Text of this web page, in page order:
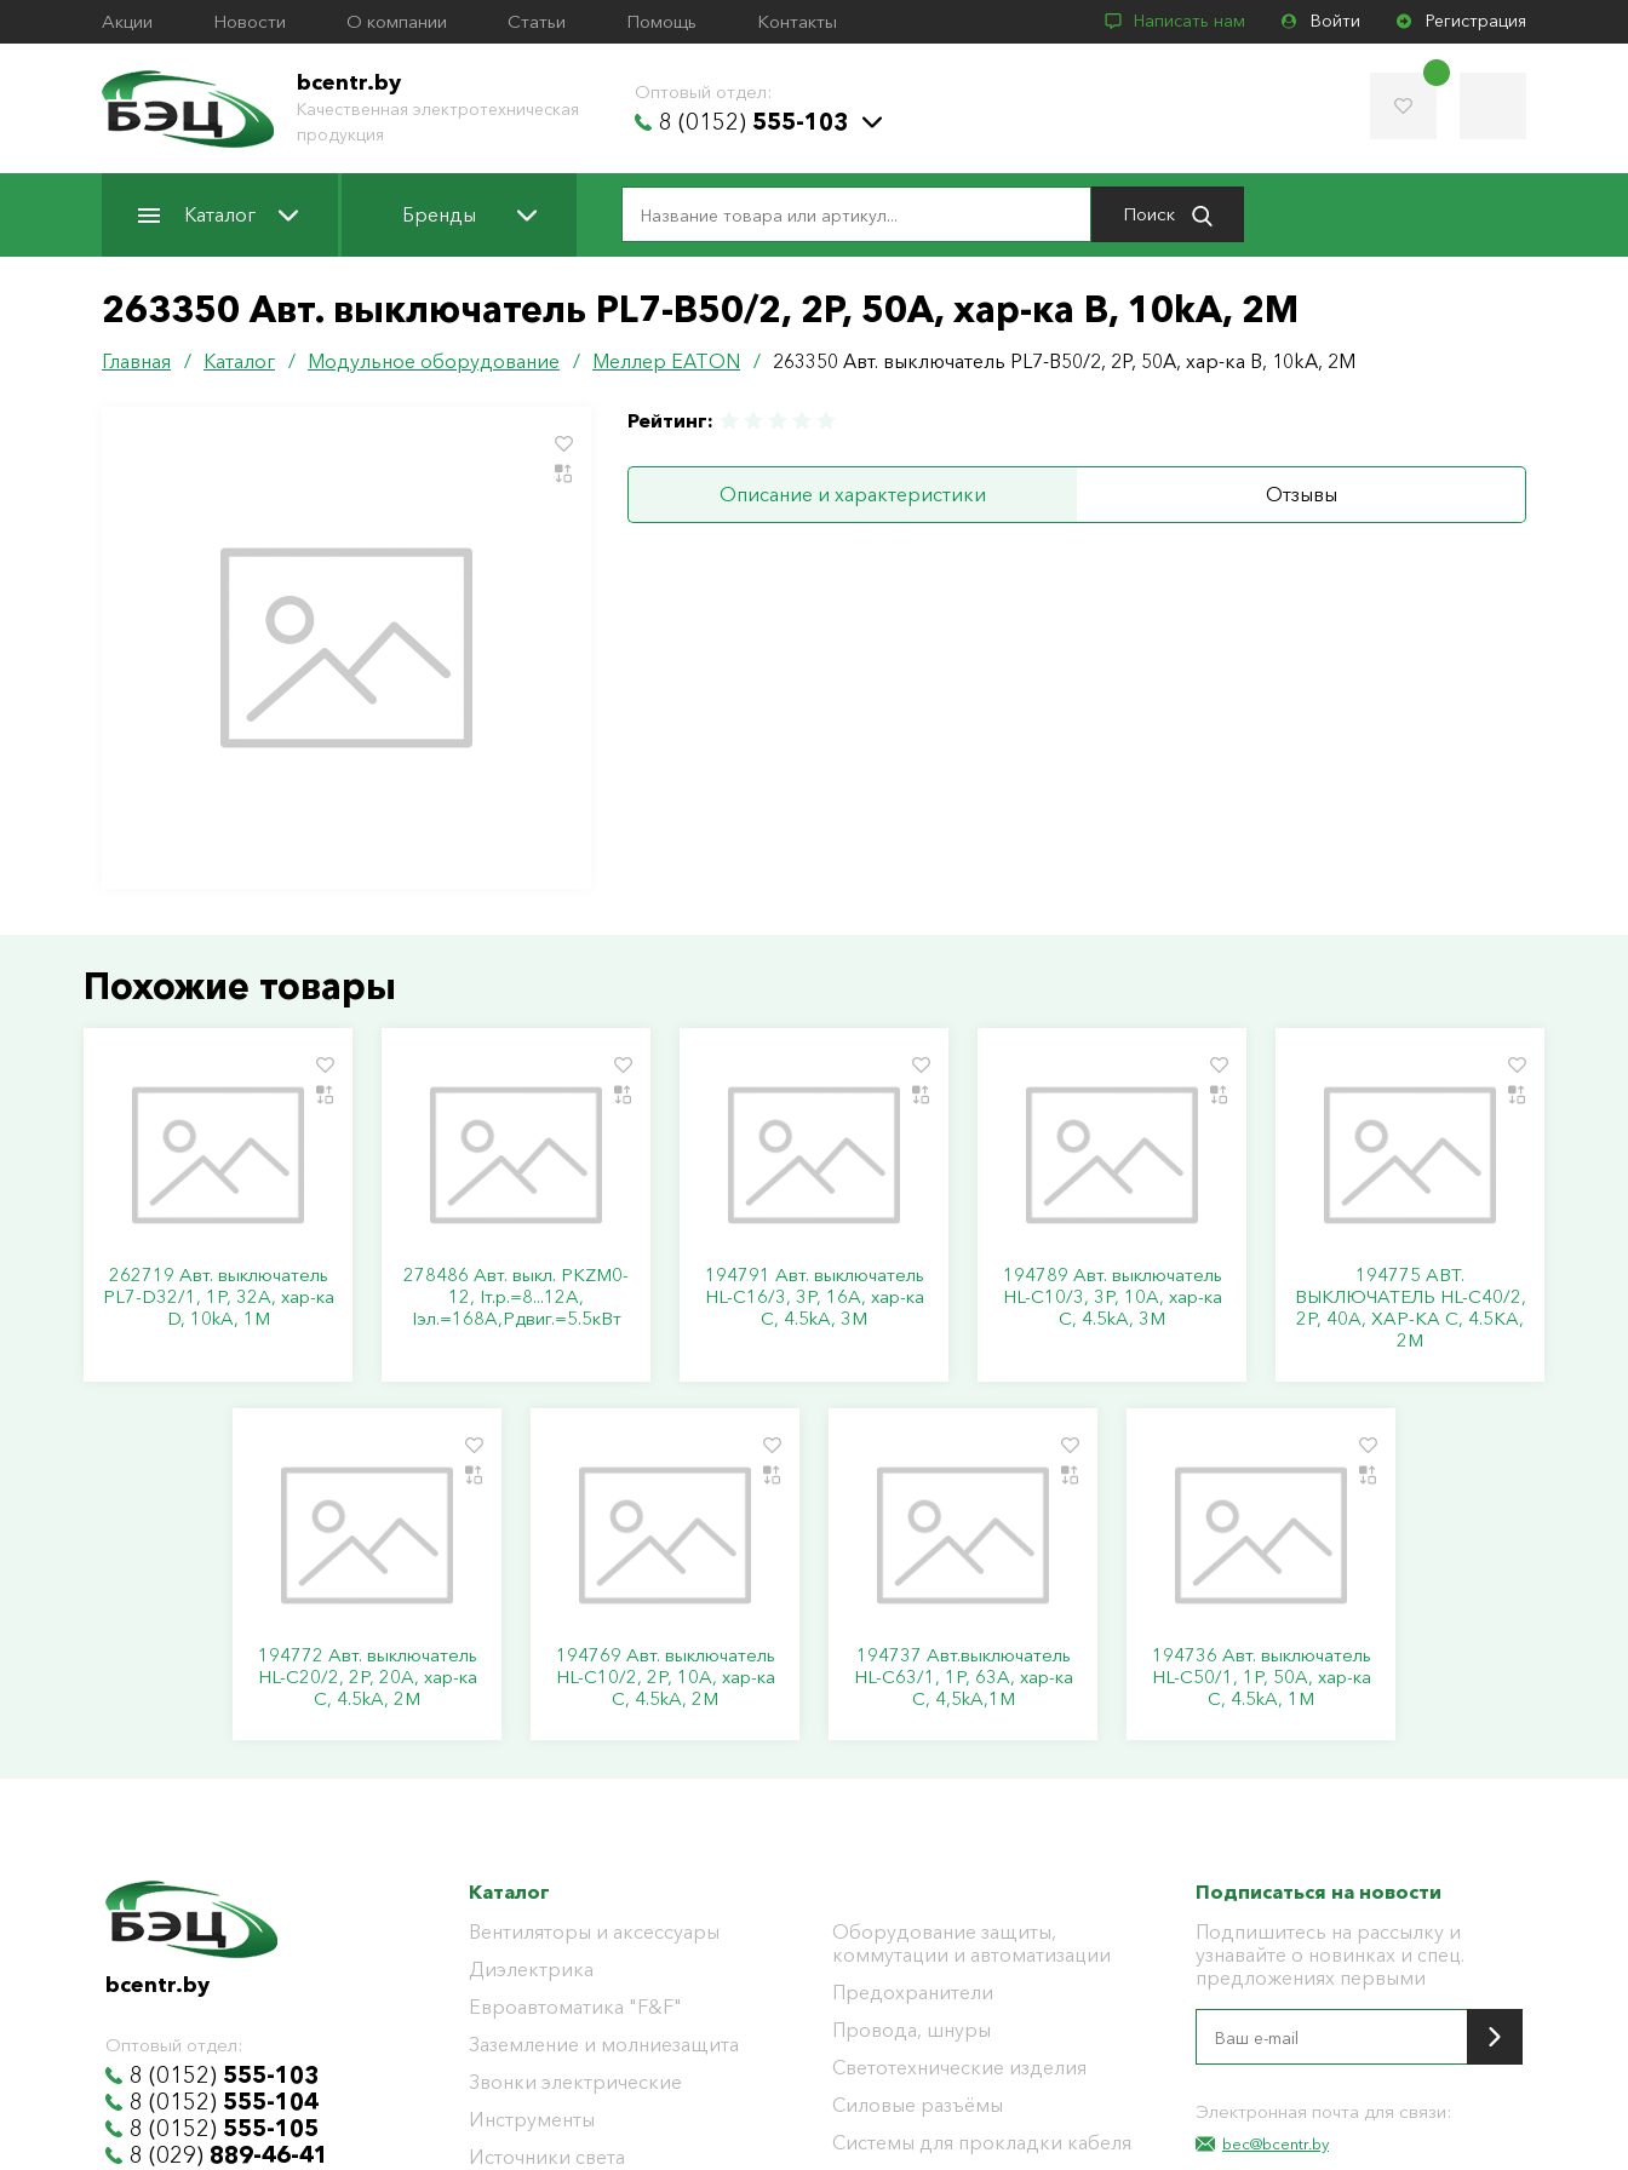
Акции Новости О компании Статьи Помощь Контакты Написать нам Войти Регистрация
bcentr.by
Качественная электротехническая
продукция
Оптовый отдел:
8 (0152) 555-103
Каталог Бренды Поиск
263350 Авт. выключатель PL7-B50/2, 2P, 50A, хар-ка B, 10kA, 2M
Главная / Каталог / Модульное оборудование / Меллер ЕАТОN / 263350 Авт. выключатель PL7-B50/2, 2P, 50A, хар-ка B, 10kA, 2M
Рейтинг:
Описание и характеристики Отзывы
Похожие товары
262719 Авт. выключатель
PL7-D32/1, 1P, 32A, хар-ка
D, 10kA, 1M
278486 Авт. выкл. PKZM0-
12, Iт.р.=8...12А,
Iэл.=168А,Pдвиг.=5.5кВт
194791 Авт. выключатель
HL-C16/3, 3P, 16A, хар-ка
C, 4.5kA, 3M
194789 Авт. выключатель
HL-C10/3, 3P, 10A, хар-ка
C, 4.5kA, 3M
194775 АВТ.
ВЫКЛЮЧАТЕЛЬ HL-C40/2,
2P, 40A, ХАР-КА C, 4.5KA,
2M
194772 Авт. выключатель
HL-C20/2, 2P, 20A, хар-ка
C, 4.5kA, 2M
194769 Авт. выключатель
HL-C10/2, 2P, 10A, хар-ка
C, 4.5kA, 2M
194737 Авт.выключатель
HL-C63/1, 1Р, 63А, хар-ка
С, 4,5kA,1M
194736 Авт. выключатель
HL-C50/1, 1P, 50A, хар-ка
C, 4.5kA, 1M
bcentr.by
Оптовый отдел:
8 (0152) 555-103
8 (0152) 555-104
8 (0152) 555-105
8 (029) 889-46-41
Каталог
Вентиляторы и аксессуары
Диэлектрика
Евроавтоматика "F&F"
Заземление и молниезащита
Звонки электрические
Инструменты
Источники света
Оборудование защиты,
коммутации и автоматизации
Предохранители
Провода, шнуры
Светотехнические изделия
Силовые разъёмы
Системы для прокладки кабеля
Подписаться на новости
Подпишитесь на рассылку и
узнавайте о новинках и спец.
предложениях первыми
Электронная почта для связи:
bec@bcentr.by